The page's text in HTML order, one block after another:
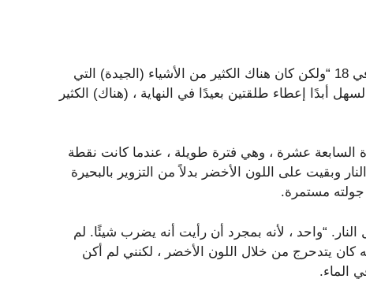
قال إنه “من السهل تعليق رأسك على” هذا الشبح المزدوج في 18 “ولكن كان هناك الكثير من الأشياء (الجيدة) التي
إعطاء طلقتين بعيدًا في النهاية ، (هناك) الكثير
عشرة ، وهي فترة طويلة ، عندما كانت نقطة
وبقيت على اللون الأخضر بدلاً من التزوير بالبحيرة
جولته مستمرة.
“واحد ، لأنه بمجرد أن رأيت أنه يضرب شيئًا. لم
يتدحرج من خلال اللون الأخضر ، لكنني لم أكن
الماء.